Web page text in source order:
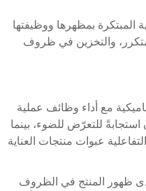
بمظهرها ووظيفتها
والتخزين في ظروف
مع أداء وظائف عملية
للتعرّض للضوء، بينما
عبوات منتجات العناية
ظهور المنتج في الظروف